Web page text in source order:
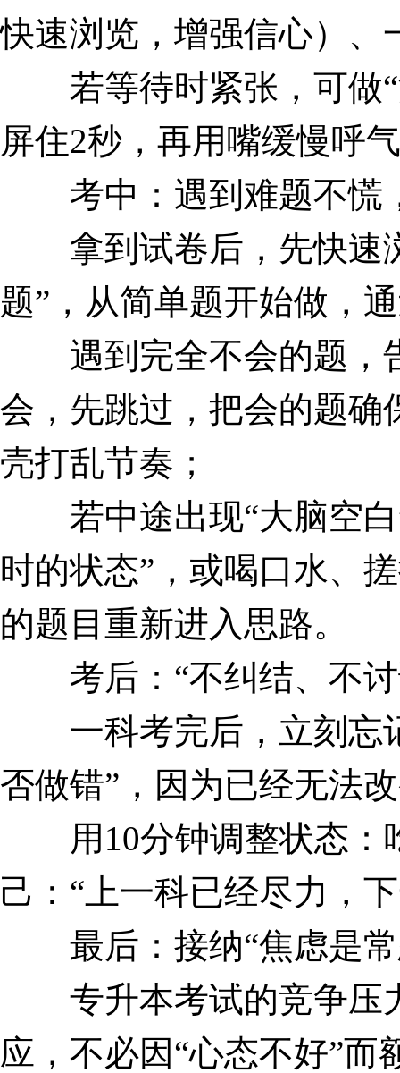
快速浏览，增强信心）、
若等待时紧张，可做“
屏住2秒，再用嘴缓慢呼
考中：遇到难题不慌
拿到试卷后，先快速浏
题”，从简单题开始做，
遇到完全不会的题，
会，先跳过，把会的题确
壳打乱节奏；
若中途出现“大脑空白”
时的状态”，或喝口水、
的题目重新进入思路。
考后：“不纠结、不讨
一科考完后，立刻忘记
否做错”，因为已经无法
用10分钟调整状态：
己：“上一科已经尽力，
最后：接纳“焦虑是常
专升本考试的竞争压
应，不必因“心态不好”而